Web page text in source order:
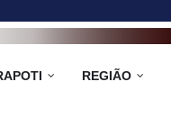
REGIÃO